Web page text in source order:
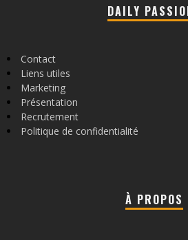
DAILY
Contact
Liens utiles
Marketing
Présentation
Recrutement
Politique de confidentialité
À PROPOS